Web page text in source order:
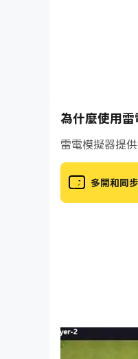
No rush - just
Whether you
Download
為什麼使用
雷電模擬器提
多開和同